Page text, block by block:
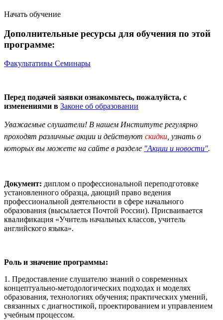
Начать обучение
Дополнительные ресурсы для обучения по этой
программе:
Факультативы Семинары
Перед подачей заявки ознакомьтесь, пожалуйста, с
изменениями в Законе об образовании
Уважаемые слушатели! В нашем Институте регулярно
проходят различные акции и действуют скидки , узнать о
которых вы можете на сайте в разделе "Акции и новости".
Документ: диплом о профессиональной переподготовке
установленного образца, дающий право ведения
профессиональной деятельности в сфере начального
образования (высылается Почтой России). Присваивается
квалификация «Учитель начальных классов, учитель
английского языка».
Роль и значение программы:
1. Предоставление слушателю знаний о современных
концептуально-методологических подходах и моделях
образования, технологиях обучения; практических умений,
связанных с диагностикой, проектированием и управлением
учебным процессом.